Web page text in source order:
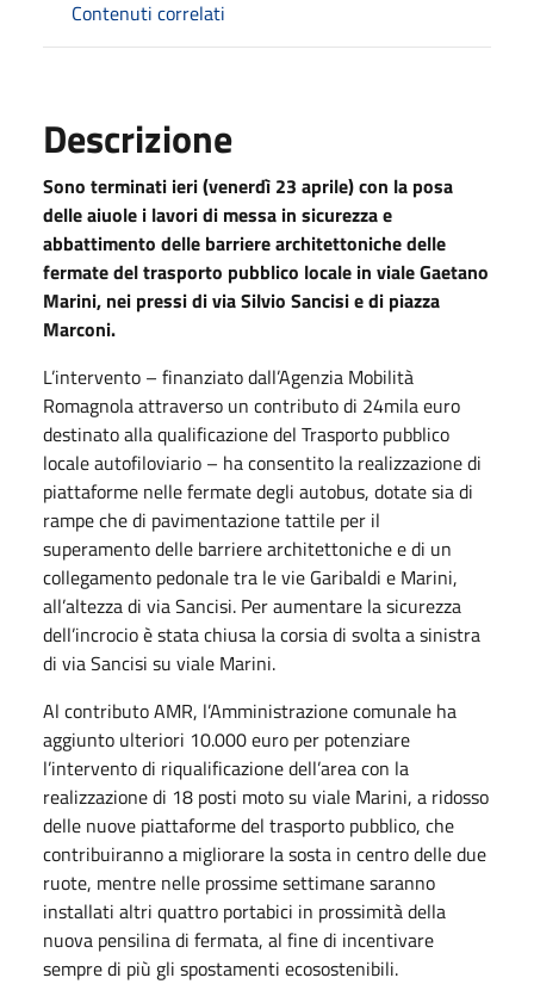
Contenuti correlati
Descrizione
Sono terminati ieri (venerdì 23 aprile) con la posa
delle aiuole i lavori di messa in sicurezza e
abbattimento delle barriere architettoniche delle
fermate del trasporto pubblico locale in viale Gaetano
Marini, nei pressi di via Silvio Sancisi e di piazza
Marconi.
L’intervento – finanziato dall’Agenzia Mobilità
Romagnola attraverso un contributo di 24mila euro
destinato alla qualificazione del Trasporto pubblico
locale autofiloviario – ha consentito la realizzazione di
piattaforme nelle fermate degli autobus, dotate sia di
rampe che di pavimentazione tattile per il
superamento delle barriere architettoniche e di un
collegamento pedonale tra le vie Garibaldi e Marini,
all’altezza di via Sancisi. Per aumentare la sicurezza
dell’incrocio è stata chiusa la corsia di svolta a sinistra
di via Sancisi su viale Marini.
Al contributo AMR, l’Amministrazione comunale ha
aggiunto ulteriori 10.000 euro per potenziare
l’intervento di riqualificazione dell’area con la
realizzazione di 18 posti moto su viale Marini, a ridosso
delle nuove piattaforme del trasporto pubblico, che
contribuiranno a migliorare la sosta in centro delle due
ruote, mentre nelle prossime settimane saranno
installati altri quattro portabici in prossimità della
nuova pensilina di fermata, al fine di incentivare
sempre di più gli spostamenti ecosostenibili.